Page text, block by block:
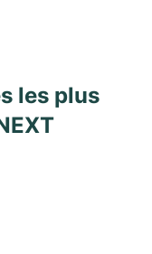
les plus